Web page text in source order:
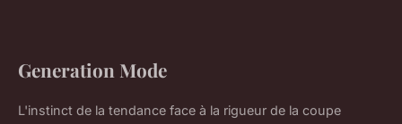
Generation Mode
L'instinct de la tendance face à la rigueur de la coupe